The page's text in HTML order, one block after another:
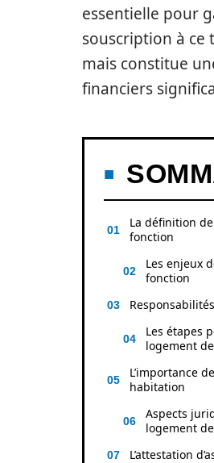
essentielle pour
souscription à ce
mais constitue
financiers
La définition
fonction
Les enjeux
fonction
Les étapes
logement
L’importance
habitation
Aspects
logement
L’attestation